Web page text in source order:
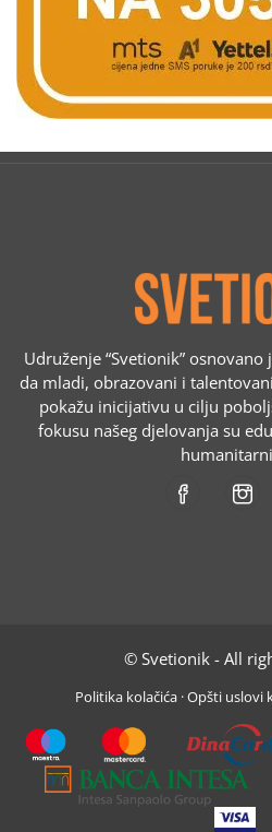
Udruženje “Svetionik”
da mladi, obrazovani i
pokažu inicijativu u cilju
fokusu našeg djelovanja su
© Svetionik - All
Politika kolačića ·Opšti uslovi